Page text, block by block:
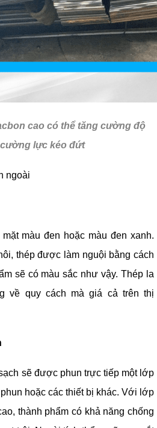
cao có thể tăng cường độ
lực kéo đứt
ngoài
màu đen hoặc màu đen xanh.
thép được làm nguội bằng cách
sẽ có màu sắc như vậy. Thép la
về quy cách mà giá cả trên thị
sẽ được phun trực tiếp một lớp
hoặc các thiết bị khác. Với lớp
thành phẩm có khả năng chống